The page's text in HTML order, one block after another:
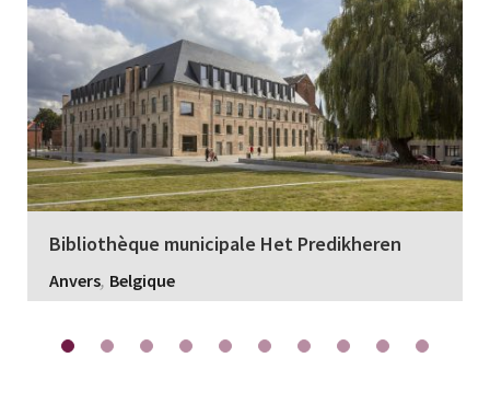
Bibliothèque municipale Het Predikheren
Anvers, Belgique